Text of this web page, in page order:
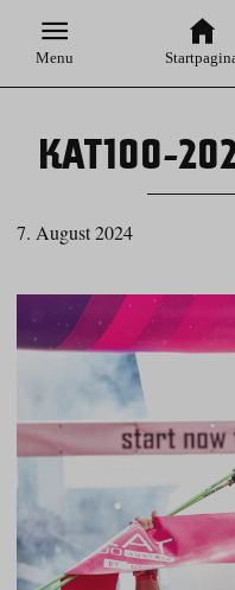
Menu
KAT100-
7. August 2024